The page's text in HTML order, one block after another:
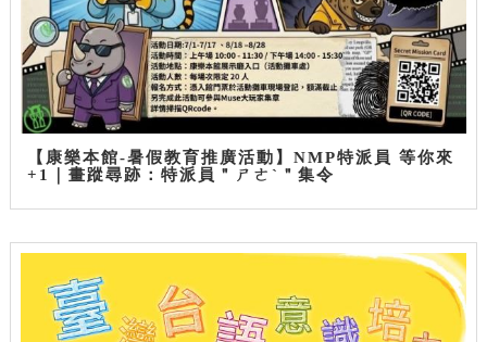
【康樂本館-暑假教育推廣活動】NMP特派員 等你來
+1｜畫蹤尋跡：特派員＂ㄕㄜˋ＂集令